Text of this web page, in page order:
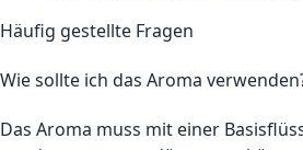
Häufig gestellte Fragen
Wie sollte ich das Aroma
Das Aroma muss mit einer